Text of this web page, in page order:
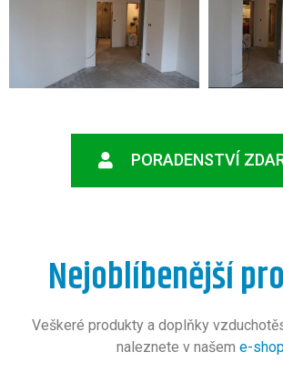
PORADENSTVÍ
Nejoblíbenější
Veškeré produkty a doplňky
naleznete v našem e-